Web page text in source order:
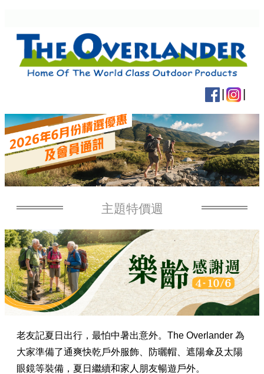
主題特價週
老友記夏日出行，最怕中暑出意外。The Overlander 為
大家準備了通爽快乾戶外服飾、防曬帽、遮陽傘及太陽
眼鏡等裝備，夏日繼續和家人朋友暢遊戶外。